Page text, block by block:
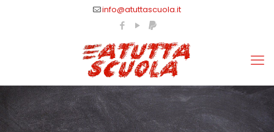
info@atuttascuola.it